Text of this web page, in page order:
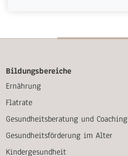
Bildungsbereiche
Ernährung
Flatrate
Gesundheitsberatung und Coaching
Gesundheitsförderung im Alter
Kindergesundheit